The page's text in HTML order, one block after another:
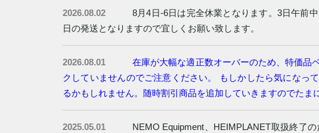
2026.08.02
8月4日-6日は完全休業となります。3日午前
日の発送となりますので宜しくお願い致します。
2026.08.01
在庫が大幅な適正数オーバーのため、特価
クしていませんのでご注意ください。 もしかしたら気になっ
るかもしれません。随時割引商品を追加していきますのでたま
2025.05.01
NEMO Equipment、HEIMPLANET取扱終了